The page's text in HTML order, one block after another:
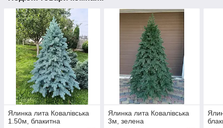
Ялинка лита Ковалівська
1.50м, блакитна
Ялинка лита Ковалівська
3м, зелена